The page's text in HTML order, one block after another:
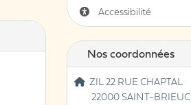
Accessibilité
Nos coordonnées
ZIL 22 RUE CHAPTAL
22000 SAINT-BRIEUC